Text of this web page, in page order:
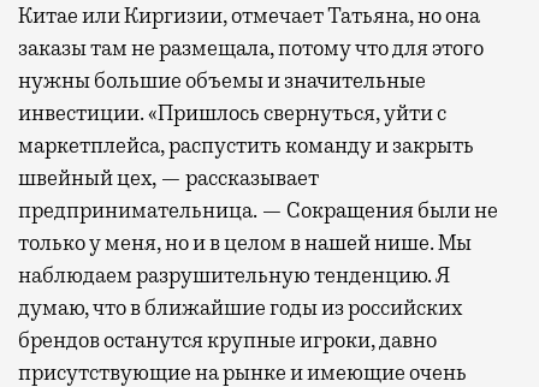
Китае или Киргизии, отмечает Татьяна, но она
заказы там не размещала, потому что для этого
нужны большие объемы и значительные
инвестиции. «Пришлось свернуться, уйти с
маркетплейса, распустить команду и закрыть
швейный цех, — рассказывает
предпринимательница. — Сокращения были не
только у меня, но и в целом в нашей нише. Мы
наблюдаем разрушительную тенденцию. Я
думаю, что в ближайшие годы из российских
брендов останутся крупные игроки, давно
присутствующие на рынке и имеющие очень